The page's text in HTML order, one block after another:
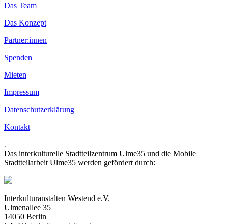
Das Team
Das Konzept
Partner:innen
Spenden
Mieten
Impressum
Datenschutzerklärung
Kontakt
.
Das interkulturelle Stadtteilzentrum Ulme35 und die Mobile
Stadtteilarbeit Ulme35 werden gefördert durch:
Interkulturanstalten Westend e.V.
Ulmenallee 35
14050 Berlin